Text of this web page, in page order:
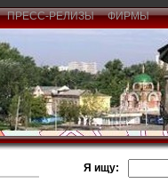
ПРЕСС-РЕЛИЗЫ ФИРМЫ
Я ищу: